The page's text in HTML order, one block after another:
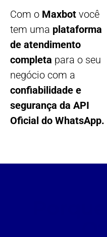
Com o Maxbot você
tem uma plataforma
de atendimento
completa para o seu
negócio com a
confiabilidade e
segurança da API
Oficial do WhatsApp.